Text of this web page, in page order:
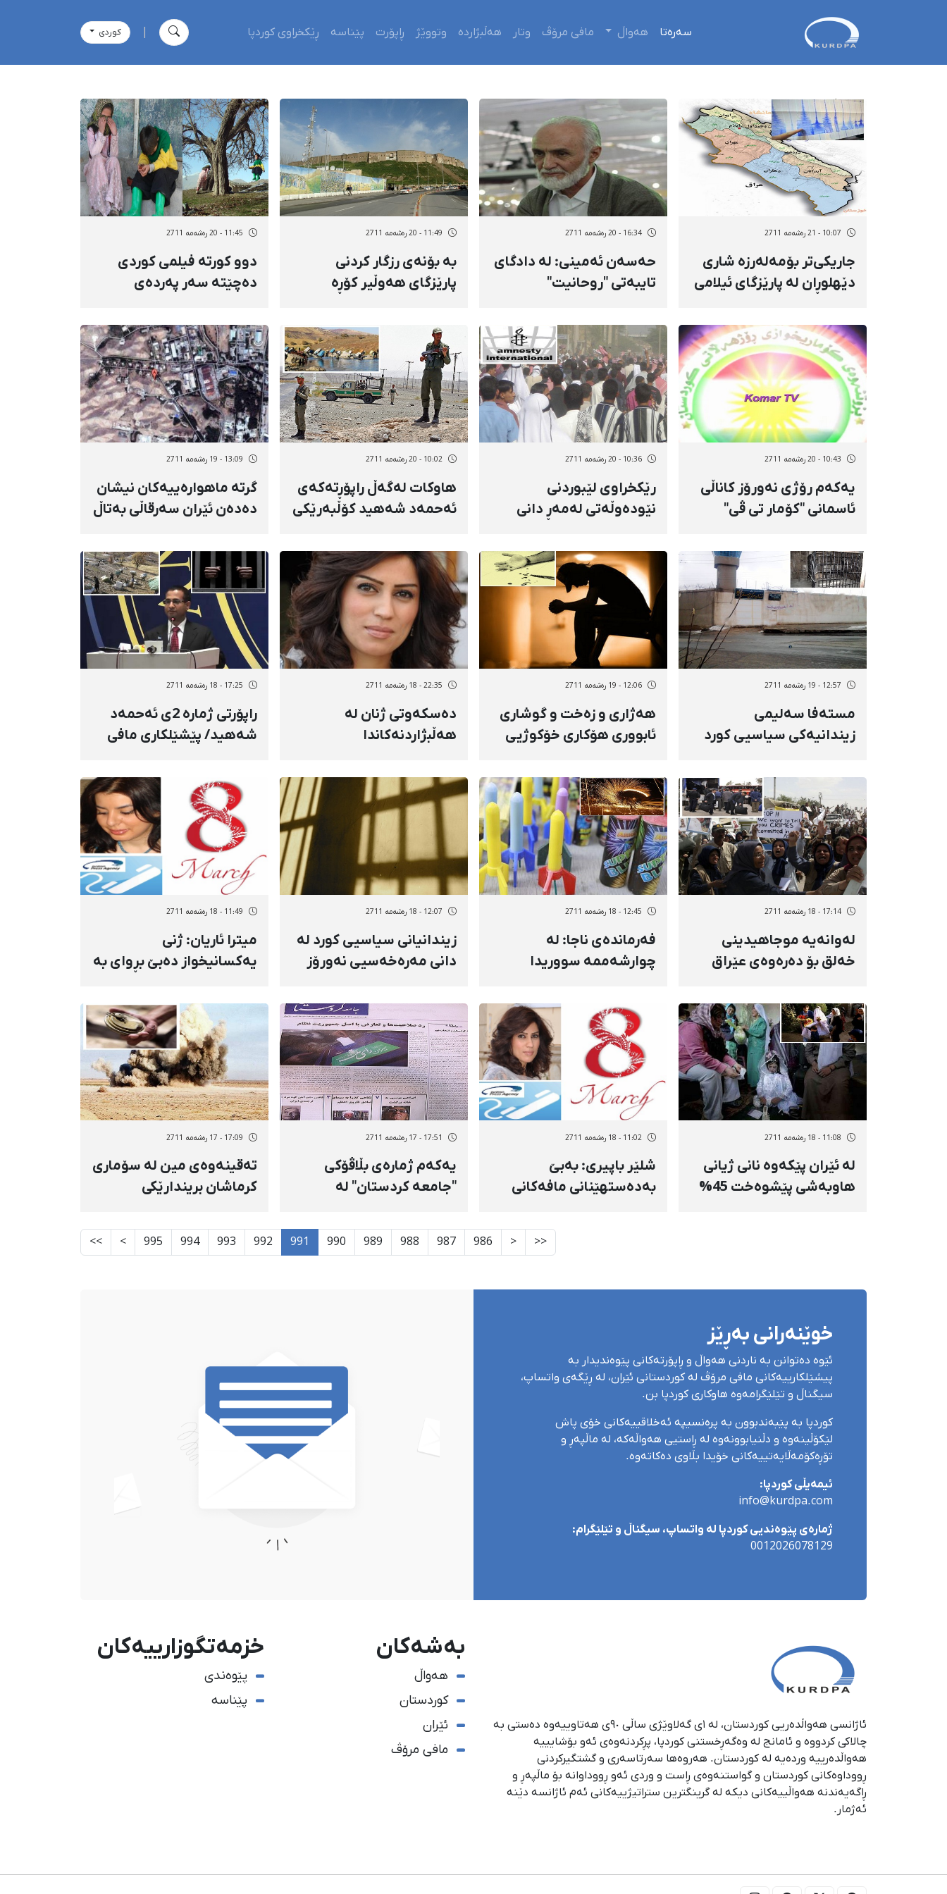
سەرەتا هەواڵ مافی مرۆڤ وتار هەڵبژاردە وتووێژ ڕاپۆرت پێناسە ڕێکخراوی کوردپا كوردی
10:07 - 21 رەشەمه 2711
جاریكی‌تر بۆمەلەرزە شاری
دێهلوڕان لە پارێزگای ئیلامی
16:34 - 20 رەشەمه 2711
حەسەن ئەمینی: لە دادگای
تایبەتی "روحانیت"
تازیانەیان لێكردم
11:49 - 20 رەشەمه 2711
بە بۆنەی رزگار كردنی
پارێزگای هەوڵیر كۆڕە
دەخرێت
11:45 - 20 رەشەمه 2711
دوو كورتە فیلمی كوردی
دەچێتە سەر پەردەی
10:43 - 20 رەشەمه 2711
یەكەم رۆژی نەورۆز كاناڵی
ئاسمانی "كۆمار تی ڤی"
10:36 - 20 رەشەمه 2711
رێكخراوی لێبوردنی
نێودەوڵەتی لەمەڕ دانی
ئەهوازی هۆشداری بە ئێران
دا
10:02 - 20 رەشەمه 2711
هاوكات لەگەڵ راپۆڕتەكەی
ئەحمەد شەهید كۆڵبەرێكی
13:09 - 19 رەشەمه 2711
گرتە ماهوارەییەكان نیشان
دەدەن ئێران سەرقاڵی بەتاڵ
پارچینە
12:57 - 19 رەشەمه 2711
مستەفا سەلیمی
زیندانیەكی سیاسیی كورد
ژووری تاكەكەسی راگوێزرا
12:06 - 19 رەشەمه 2711
هەژاری و زەخت و گوشاری
ئابووری هۆكاری خۆكوژیی
22:35 - 18 رەشەمه 2711
دەسکەوتی ژنان لە
هەڵبژاردنەکاندا
17:25 - 18 رەشەمه 2711
راپۆرتی ژمارە 2ی ئەحمەد
شەهید/ پێشێلكاری مافی
كۆڵبەرانی كورد
17:14 - 18 رەشەمه 2711
لەوانەیە موجاهیدینی
خەلق بۆ دەرەوەی‌ عێراق
12:45 - 18 رەشەمه 2711
فەرماندەی ناجا: لە
چوارشەممە سووریدا
كۆبوونەوە و شادییه‌ک
دەبینەوە
12:07 - 18 رەشەمه 2711
زیندانیانی سیاسیی كورد لە
دانی مەرەخەسیی نەورۆز
11:49 - 18 رەشەمه 2711
میترا ئاریان: ژنی
یەكسانیخواز دەبێ بڕوای بە
هەبێت
11:08 - 18 رەشەمه 2711
لە ئێران پێكەوە نانی ژیانی
هاوبەشی پێشوەخت 45%
11:02 - 18 رەشەمه 2711
شلێر باپیری: بەبێ
بەدەستهێنانی مافەكانی
دێمۆكراسی مسۆگەر نابێت
17:51 - 17 رەشەمه 2711
یەكەم ژمارەی بڵاڤۆكی
"جامعە كردستان" لە
17:09 - 17 رەشەمه 2711
تەقینەوەی مین لە سۆماری
كرماشان بریندارێکی
<<
<
986
987
988
989
990
991
992
993
994
995
>
>>
خوێنەرانی بەڕێز
ئێوە دەتوانن بە ناردنی هەواڵ و ڕاپۆرتەکانی پێوەندیدار بە
پیشێلکارییەکانی مافی مرۆڤ لە کوردستانی ئێران، لە ڕێگەی واتساپ،
سیگناڵ و تێلێگرامەوە هاوکاری کوردپا بن.
کوردپا بە پێبەندبوون بە پرەنسیپە ئەخلاقییەکانی خۆی پاش
لێکۆڵینەوە و دڵنیابوونەوە لە ڕاستیی هەواڵەکە، لە ماڵپەڕ و
تۆڕەکۆمەڵایەتییەکانی خۆیدا بڵاوی دەکاتەوە.
ئیمەیڵی کوردپا:
info@kurdpa.com
ژمارەی پێوەندیی کوردپا لە واتساپ، سیگناڵ و تێلێگرام:
0012026078129
ئاژانسی هەواڵدەریی کوردستان، لە ١ی گەلاوێژی ساڵی ٩٠ی هەتاوییەوە دەستی بە
چالاکی کردووە و ئامانج لە وەگەڕخستنی كوردپا، پڕكردنەوەی ئەو بۆشایییە
هەواڵدەرییە وردەیە لە كوردستان. هەروەها سەرتاسەری و گشتگیركردنی
ڕووداوەكانی كوردستان و گواستنەوەی ڕاست و وردی ئەو ڕووداوانە بۆ ماڵپەڕ و
ڕاگەیەندنە هەواڵییەكانی دیكە لە گرینگترین ستراتیژییەكانی ئەم ئاژانسە دێنە
ئەژمار.
بەشەکان
هەواڵ
کوردستان
ئێران
مافی مرۆڤ
خزمەتگوزارییەکان
پێوەندی
پێناسە